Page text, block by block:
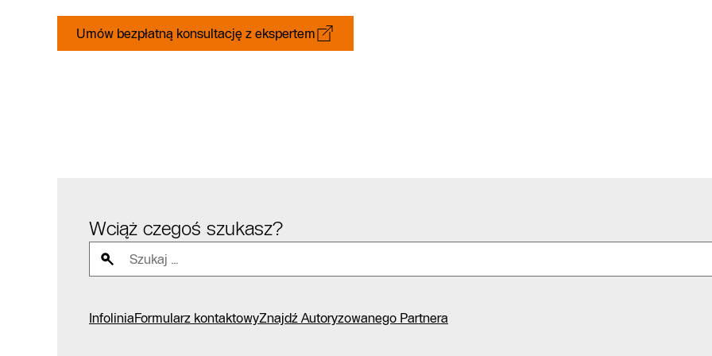
Umów bezpłatną konsultację z ekspertem
Wciąż czegoś szukasz?
InfoliniaFormularz kontaktowyZnajdź Autoryzowanego Partnera